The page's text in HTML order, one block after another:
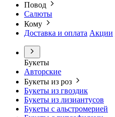
Повод
Салюты
Кому
Доставка и оплата Акции
Букеты
Авторские
Букеты из роз
Букеты из гвоздик
Букеты из лизиантусов
Букеты с альстромерией